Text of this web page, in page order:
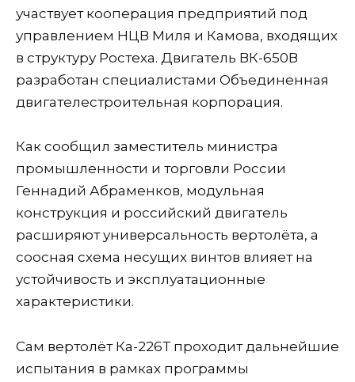
участвует кооперация предприятий под
управлением НЦВ Миля и Камова, входящих
в структуру Ростеха. Двигатель ВК-650В
разработан специалистами Объединенная
двигателестроительная корпорация.
Как сообщил заместитель министра
промышленности и торговли России
Геннадий Абраменков, модульная
конструкция и российский двигатель
расширяют универсальность вертолёта, а
соосная схема несущих винтов влияет на
устойчивость и эксплуатационные
характеристики.
Сам вертолёт Ка-226Т проходит дальнейшие
испытания в рамках программы